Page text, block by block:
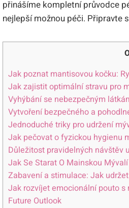
přinášíme kompletní průvodce
nejlepší možnou péči. Připravte
Jak poznat mantisovou kočku:
Jak zajistit optimální stravu pro
Vyhýbání se nebezpečným
Vytvoření bezpečného a
Jednoduché triky pro udržení
Jak pečovat o fyzickou hygienu
Důležitost pravidelných návštěv
Jak Se Starat O Mainskou
Zabavení a stimulace: Jak
Jak rozvíjet emocionální pouto s
Future Outlook